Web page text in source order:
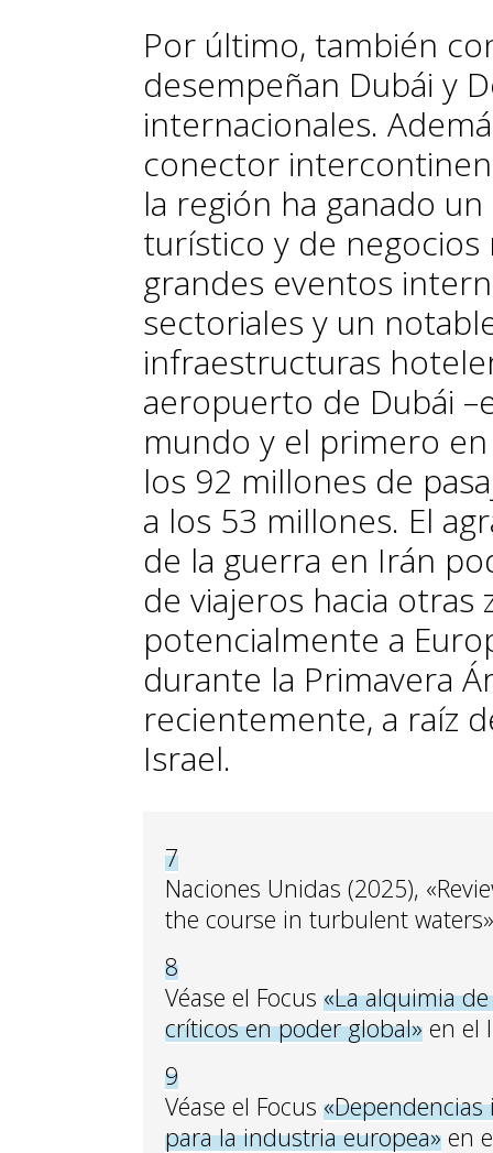
Por último, también
desempeñan Dubái y
internacionales.
conector
la región ha ganado
turístico y de
grandes eventos
sectoriales y un
infraestructuras
aeropuerto de Dubái
mundo y el primero
los 92 millones de
a los 53 millones. El
de la guerra en Irán
de viajeros hacia otras
potencialmente a
durante la Primavera
recientemente, a raíz
Israel.
7
Naciones Unidas (2025),
the course in turbulent
8
Véase el Focus «La alquimia
críticos en poder global» en el
9
Véase el Focus
para la industria europea» en